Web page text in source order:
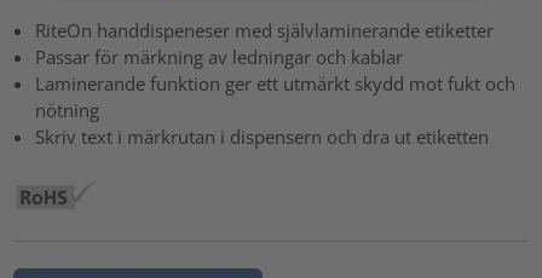
RiteOn handdispeneser med självlaminerande etiketter
Passar för märkning av ledningar och kablar
Laminerande funktion ger ett utmärkt skydd mot fukt och
nötning
Skriv text i märkrutan i dispensern och dra ut etiketten